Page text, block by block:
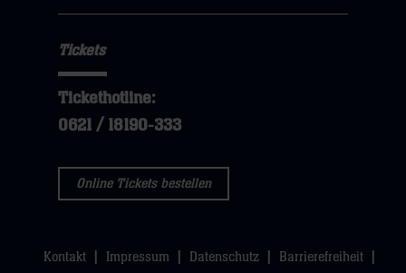
Tickets
Tickethotline:
0621 / 18190-333
Online Tickets bestellen
Kontakt Impressum Datenschutz
Barrierefreiheit